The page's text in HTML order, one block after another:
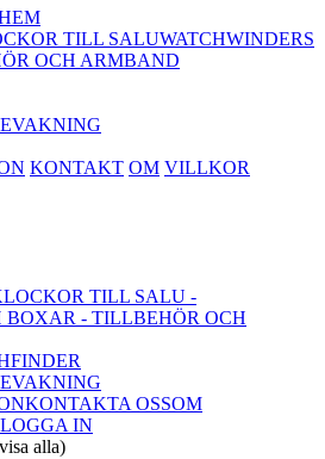
TILL SALUWATCHWINDERS
OCH ARMBAND
KONTAKT OM VILLKOR
TILL SALU -
BOXAR - TILLBEHÖR OCH
KONTAKTA OSSOM
LOGGA IN
alla)